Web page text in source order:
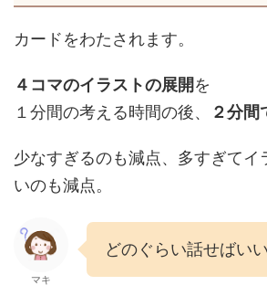
カードをわたされます。
４コマのイラストの展開を
１分間の考える時間の後、
２分間
少なすぎるのも減点、多すぎてイ
いのも減点。
マキ
どのぐらい話せばい